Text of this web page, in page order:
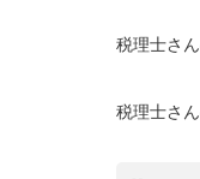
税理士さ
税理士さ